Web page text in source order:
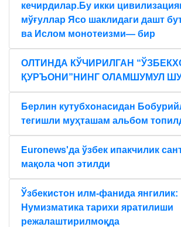
кечирдилар.Бу икки
мўғуллар Ясо шаклидаги дашт
ва Ислом монотеизми— бир
ОЛТИНДА КЎЧИРИЛГАН
ҚУРЪОНИ”НИНГ ОЛАМШУМУЛ
Берлин кутубхонасидан
тегишли муҳташам альбом
Euronews'да ўзбек ипакчилик
мақола чоп этилди
Ўзбекистон илм-фанида янгилик:
Нумизматика тарихи яратилиши
режалаштирилмоқда